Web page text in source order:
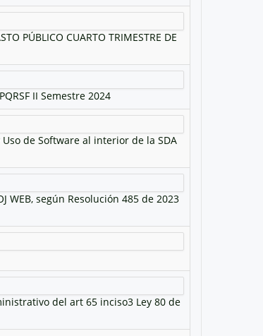
PÚBLICO CUARTO TRIMESTRE DE
II Semestre 2024
de Software al interior de la SDA
WEB, según Resolución 485 de 2023
del art 65 inciso3 Ley 80 de